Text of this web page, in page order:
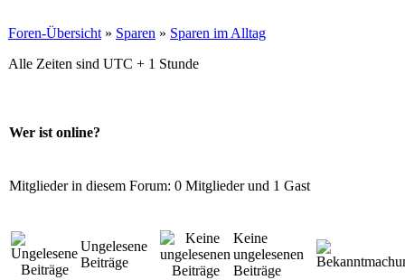
Foren-Übersicht » Sparen » Sparen im Alltag
Alle Zeiten sind UTC + 1 Stunde
Wer ist online?
Mitglieder in diesem Forum: 0 Mitglieder und 1 Gast
Ungelesene
Beiträge
Keine
ungelesenen
Beiträge